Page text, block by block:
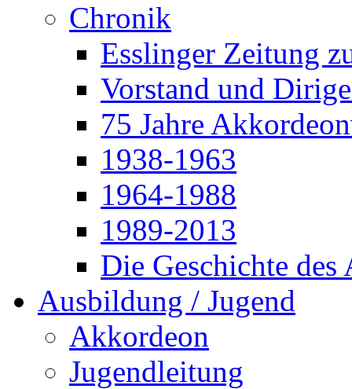
Chronik
Esslinger Zeitung
Vorstand und
75 Jahre
1938-1963
1964-1988
1989-2013
Die Geschichte des
Ausbildung / Jugend
Akkordeon
Jugendleitung